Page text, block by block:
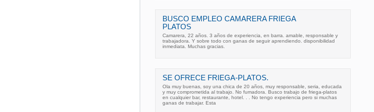
BUSCO EMPLEO CAMARERA FRIEGA
PLATOS
Camarera, 22 años. 3 años de experiencia, en barra. amable, responsable y
trabajadora. Y sobre todo con ganas de seguir aprendiendo. disponibilidad
inmediata. Muchas gracias.
SE OFRECE FRIEGA-PLATOS.
Ola muy buenas, soy una chica de 20 años, muy responsable, seria, educada
y muy comprometida al trabajo. No fumadora. Busco trabajo de friega-platos
en cualquier bar, restaurante, hotel. . . No tengo experiencia pero si muchas
ganas de trabajar. Esta